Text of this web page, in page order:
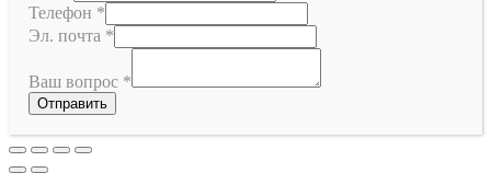
Телефон *
Эл. почта *
Ваш вопрос *
Отправить